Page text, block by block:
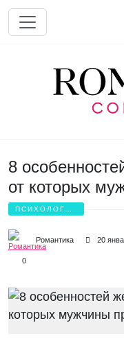
Перейти к
8
от которых
ПСИХОЛОГИЯ
Романтика 20
0